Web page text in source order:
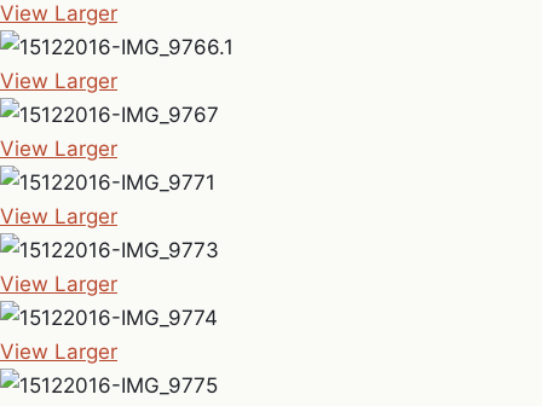
View Larger
View Larger
View Larger
View Larger
View Larger
View Larger